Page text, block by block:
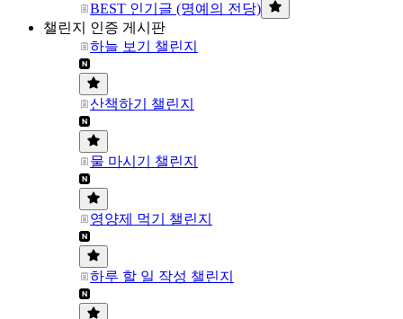
BEST 인기글 (명예의 전당)
챌린지 인증 게시판
하늘 보기 챌린지
산책하기 챌린지
물 마시기 챌린지
영양제 먹기 챌린지
하루 할 일 작성 챌린지